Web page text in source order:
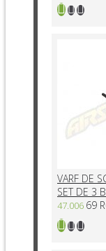
VARF DE
SET DE 3
47.006 69